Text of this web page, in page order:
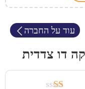
עוד על החברה
דו צדדית